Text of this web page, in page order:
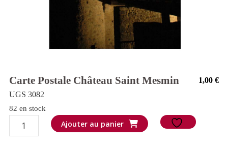
Carte Postale Château Saint Mesmin 1,00€
UGS 3082
82 en stock
quantité
de
Ajouter au panier